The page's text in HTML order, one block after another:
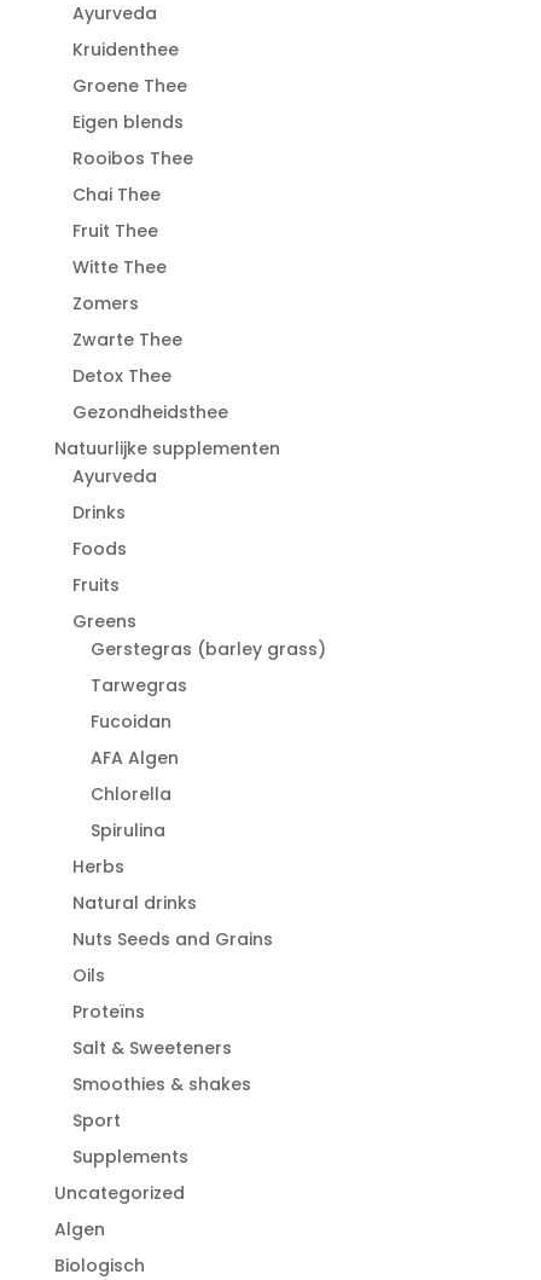
Ayurveda
Kruidenthee
Groene Thee
Eigen blends
Rooibos Thee
Chai Thee
Fruit Thee
Witte Thee
Zomers
Zwarte Thee
Detox Thee
Gezondheidsthee
Natuurlijke supplementen
Ayurveda
Drinks
Foods
Fruits
Greens
Gerstegras (barley grass)
Tarwegras
Fucoidan
AFA Algen
Chlorella
Spirulina
Herbs
Natural drinks
Nuts Seeds and Grains
Oils
Proteïns
Salt & Sweeteners
Smoothies & shakes
Sport
Supplements
Uncategorized
Algen
Biologisch